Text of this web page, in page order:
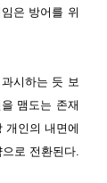
은 방어를 위
시하는 듯 보
맴도는 존재
개인의 내면에
로 전환된다.